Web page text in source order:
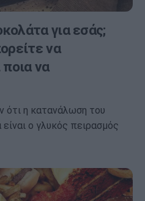
για εσάς;
να
να
ότι η κατανάλωση του
ο γλυκός πειρασμός